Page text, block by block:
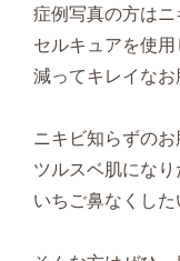
症例写真の方は
セルキュアを使
減ってキレイなお
ニキビ知らずのお
ツルスベ肌になり
いちご鼻なくした